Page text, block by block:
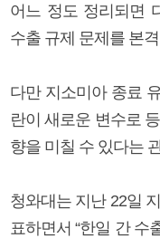
어느 정도 정리되면
수출 규제 문제를 본
다만 지소미아 종료
란이 새로운 변수로
향을 미칠 수 있다는
청와대는 지난 22일
표하면서 “한일 간 수